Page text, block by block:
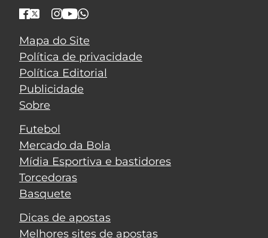
Mapa do Site
Política de privacidade
Política Editorial
Publicidade
Sobre
Futebol
Mercado da Bola
Mídia Esportiva e bastidores
Torcedoras
Basquete
Dicas de apostas
Melhores sites de apostas